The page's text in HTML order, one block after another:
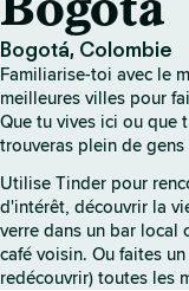
Bogotá, Colombie
Familiarise-toi avec le
meilleures villes pour
Que tu vives ici ou que
trouveras plein de
Utilise Tinder pour
d'intérêt, découvrir la
verre dans un bar local
café voisin. Ou faites
redécouvrir) toutes les